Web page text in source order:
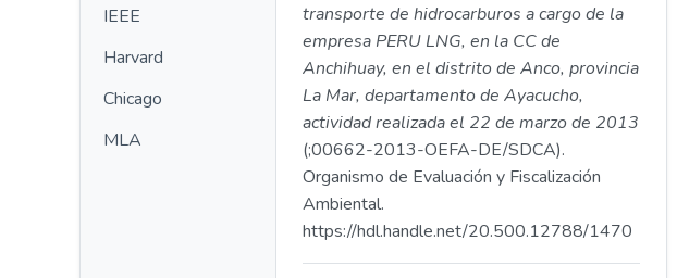
IEEE
Harvard
Chicago
MLA
transporte de hidrocarburos a cargo de la
empresa PERU LNG, en la CC de
Anchihuay, en el distrito de Anco, provincia
La Mar, departamento de Ayacucho,
actividad realizada el 22 de marzo de 2013
(;00662-2013-OEFA-DE/SDCA).
Organismo de Evaluación y Fiscalización
Ambiental.
https://hdl.handle.net/20.500.12788/1470